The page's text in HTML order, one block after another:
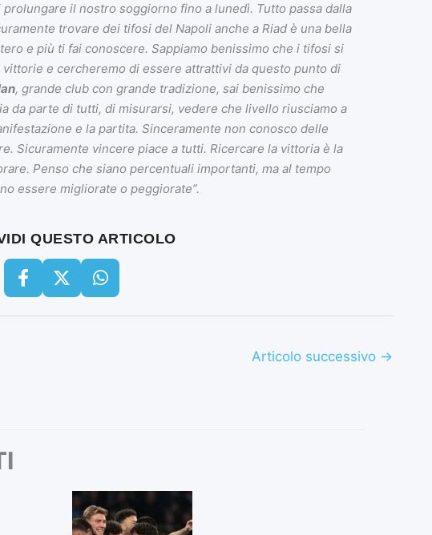
il nostro soggiorno fino a lunedì. Tutto passa dalla
trovare dei tifosi del Napoli anche a Riad è una bella
e più ti fai conoscere. Sappiamo benissimo che i tifosi si
e cercheremo di essere attrattivi da questo punto di
, grande club con grande tradizione, sai benissimo che
da parte di tutti, di misurarsi, vedere che livello riusciamo a
e la partita. Sinceramente non conosco delle
Sicuramente vincere piace a tutti. Ricercare la vittoria è la
Penso che siano percentuali importanti, ma al tempo
essere migliorate o peggiorate”.
QUESTO ARTICOLO
Articolo successivo →